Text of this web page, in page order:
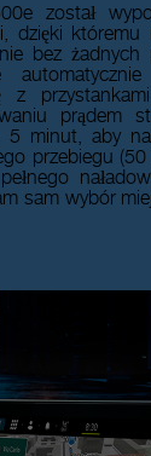
został
dzięki
bez żadnych
z
prądem
5 minut, aby
przebiegu
sam wybór